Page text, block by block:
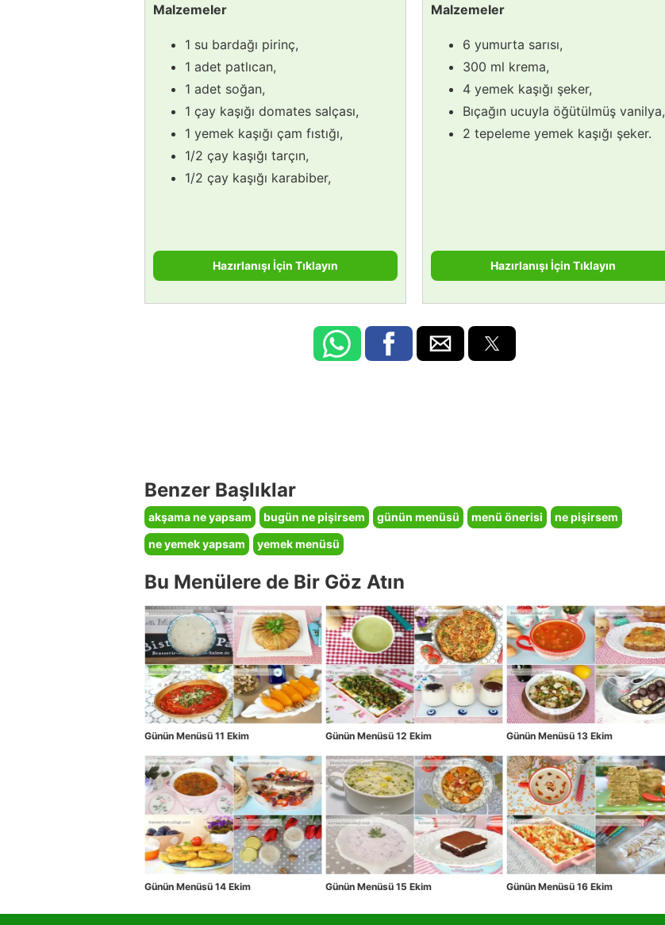
Malzemeler
1 su bardağı pirinç,
1 adet patlıcan,
1 adet soğan,
1 çay kaşığı domates salçası,
1 yemek kaşığı çam fıstığı,
1/2 çay kaşığı tarçın,
1/2 çay kaşığı karabiber,
Hazırlanışı İçin Tıklayın
Malzemeler
6 yumurta sarısı,
300 ml krema,
4 yemek kaşığı şeker,
Bıçağın ucuyla öğütülmüş vanilya,
2 tepeleme yemek kaşığı şeker.
Hazırlanışı İçin Tıklayın
Benzer Başlıklar
akşama ne yapsam bugün ne pişirsem günün menüsü menü önerisi
ne pişirsem
ne yemek yapsam
yemek menüsü
Bu Menülere de Bir Göz Atın
Günün Menüsü 11 Ekim Günün Menüsü 12 Ekim Günün Menüsü 13 Ekim
Günün Menüsü 14 Ekim Günün Menüsü 15 Ekim Günün Menüsü 16 Ekim